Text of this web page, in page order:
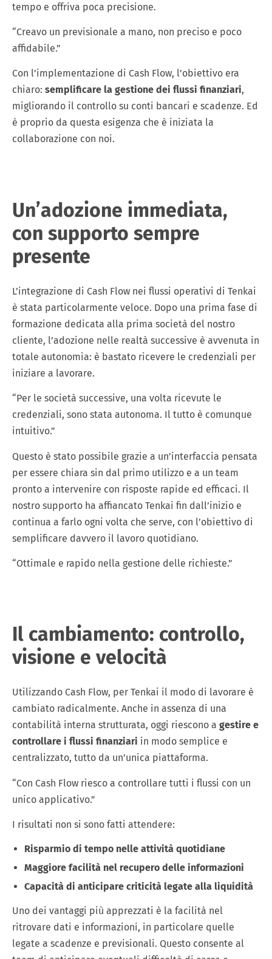
tempo e offriva poca precisione.
“Creavo un previsionale a mano, non preciso e poco
affidabile.”
Con l’implementazione di Cash Flow, l’obiettivo era
chiaro: semplificare la gestione dei flussi finanziari,
migliorando il controllo su conti bancari e scadenze. Ed
è proprio da questa esigenza che è iniziata la
collaborazione con noi.
Un’adozione immediata,
con supporto sempre
presente
L’integrazione di Cash Flow nei flussi operativi di Tenkai
è stata particolarmente veloce. Dopo una prima fase di
formazione dedicata alla prima società del nostro
cliente, l’adozione nelle realtà successive è avvenuta in
totale autonomia: è bastato ricevere le credenziali per
iniziare a lavorare.
“Per le società successive, una volta ricevute le
credenziali, sono stata autonoma. Il tutto è comunque
intuitivo.”
Questo è stato possibile grazie a un’interfaccia pensata
per essere chiara sin dal primo utilizzo e a un team
pronto a intervenire con risposte rapide ed efficaci. Il
nostro supporto ha affiancato Tenkai fin dall’inizio e
continua a farlo ogni volta che serve, con l’obiettivo di
semplificare davvero il lavoro quotidiano.
“Ottimale e rapido nella gestione delle richieste.”
Il cambiamento: controllo,
visione e velocità
Utilizzando Cash Flow, per Tenkai il modo di lavorare è
cambiato radicalmente. Anche in assenza di una
contabilità interna strutturata, oggi riescono a gestire e
controllare i flussi finanziari in modo semplice e
centralizzato, tutto da un’unica piattaforma.
“Con Cash Flow riesco a controllare tutti i flussi con un
unico applicativo.”
I risultati non si sono fatti attendere:
Risparmio di tempo nelle attività quotidiane
Maggiore facilità nel recupero delle informazioni
Capacità di anticipare criticità legate alla liquidità
Uno dei vantaggi più apprezzati è la facilità nel
ritrovare dati e informazioni, in particolare quelle
legate a scadenze e previsionali. Questo consente al